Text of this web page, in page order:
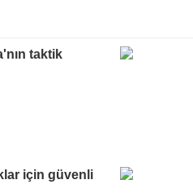
taktik
için güvenli